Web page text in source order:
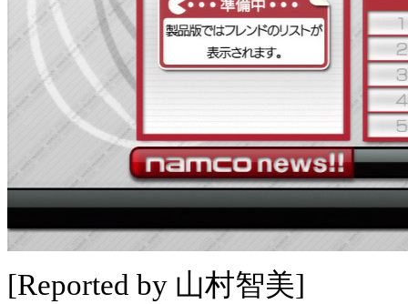
[Reported by 山村智美]